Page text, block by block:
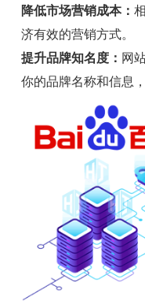
降低市场营销成本：
济有效的营销方式。
提升品牌知名度： 网
你的品牌名称和信息